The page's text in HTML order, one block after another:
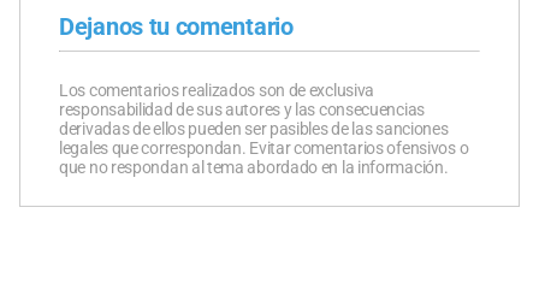
Dejanos tu comentario
Los comentarios realizados son de exclusiva
responsabilidad de sus autores y las consecuencias
derivadas de ellos pueden ser pasibles de las sanciones
legales que correspondan. Evitar comentarios ofensivos o
que no respondan al tema abordado en la información.